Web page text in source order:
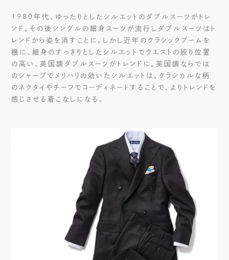
1980年代、ゆったりとしたシルエットのダブルスーツがトレ
ンド。その後シングルの細身スーツが流行しダブルスーツはト
レンドから姿を消すことに。しかし近年のクラシックブームを
機に、細身のすっきりとしたシルエットでウエストの絞り位置
の高い、英国調ダブルスーツがトレンドに。英国調ならでは
のシャープでメリハリの効いたシルエットは、クラシカルな柄
のネクタイやチーフでコーディネートすることで、よりトレンドを
感じさせる着こなしになる。